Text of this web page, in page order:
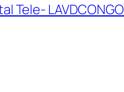
Tele- LAVDCONGO